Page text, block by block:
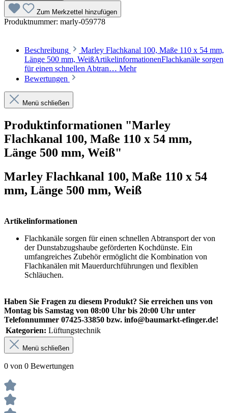
Zum Merkzettel hinzufügen
Produktnummer: marly-059778
Beschreibung
Marley Flachkanal 100, Maße 110 x 54 mm,
Länge 500 mm, WeißArtikelinformationenFlachkanäle sorgen
für einen schnellen Abtran… Mehr
Bewertungen
Menü schließen
Produktinformationen "Marley
Flachkanal 100, Maße 110 x 54 mm,
Länge 500 mm, Weiß"
Marley Flachkanal 100, Maße 110 x 54
mm, Länge 500 mm, Weiß
Artikelinformationen
Flachkanäle sorgen für einen schnellen Abtransport der von
der Dunstabzugshaube geförderten Kochdünste. Ein
umfangreiches Zubehör ermöglicht die Kombination von
Flachkanälen mit Mauerdurchführungen und flexiblen
Schläuchen.
Haben Sie Fragen zu diesem Produkt? Sie erreichen uns von
Montag bis Samstag von 08:00 Uhr bis 20:00 Uhr unter
Telefonnummer 07425-33850 bzw. info@baumarkt-efinger.de!
Kategorien: Lüftungstechnik
Menü schließen
0 von 0 Bewertungen